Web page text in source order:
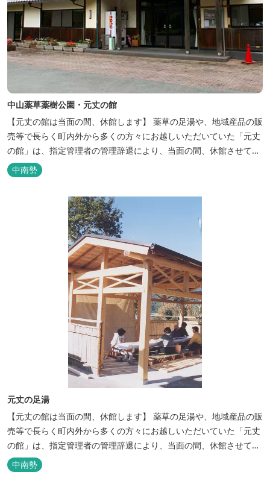
中山薬草薬樹公園・元丈の館
【元丈の館は当面の間、休館します】 薬草の足湯や、地域産品の販
売等で長らく町内外から多くの方々にお越しいただいていた「元丈
の館」は、指定管理者の管理辞退により、当面の間、休館させてい
ただきます。 再開等については、決定次第、多気町ホームページ・
広報等でお知らせしますので、お客様にはご迷惑をおかけし大変申
し訳ございませんが、ご理解賜りますようよろしくお願い申し上げ
ます。 八代将軍徳川...
中南勢
元丈の足湯
【元丈の館は当面の間、休館します】 薬草の足湯や、地域産品の販
売等で長らく町内外から多くの方々にお越しいただいていた「元丈
の館」は、指定管理者の管理辞退により、当面の間、休館させてい
ただきます。 再開等については、決定次第、多気町ホームページ等
でお知らせしますので、お客様にはご迷惑をおかけし大変申し訳ご
中南勢